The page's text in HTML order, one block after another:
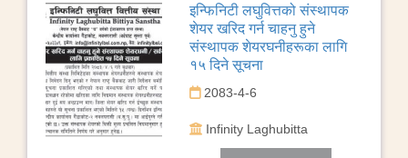
इन्फिनिटी लघुवित्तको संस्थापक
शेयर खरिद गर्न चाहनु हुने
संस्थापक शेयरघनीहरूका लागि
१५ दिने सूचना
2083-4-6
Infinity Laghubitta